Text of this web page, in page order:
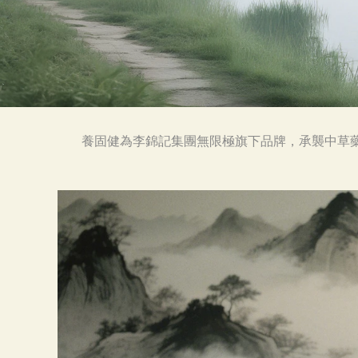
養固健為李錦記集團無限極旗下品牌，承襲中